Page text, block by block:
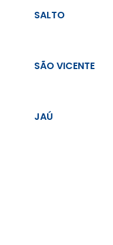
SALTO
SÃO VICENTE
JAÚ